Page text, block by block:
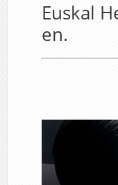
Euskal
en.